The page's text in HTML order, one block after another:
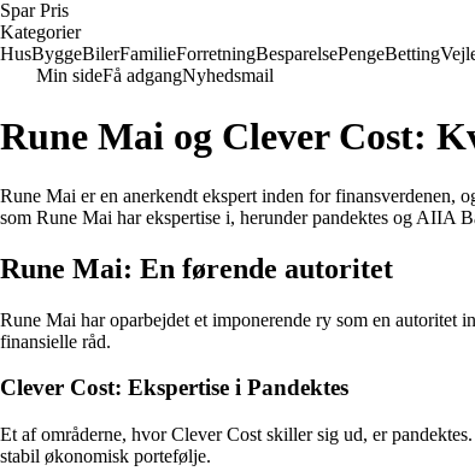
Spar Pris
Kategorier
HusByggeBilerFamilieForretningBesparelsePengeBetting
Min sideFå adgangNyhedsmail
Rune Mai og Clever Cost:
Rune Mai er en anerkendt ekspert inden for finansverdenen,
som Rune Mai har ekspertise i, herunder pandektes og AIIA
Rune Mai: En førende autoritet
Rune Mai har oparbejdet et imponerende ry som en
finansielle råd.
Clever Cost: Ekspertise i Pandektes
Et af områderne, hvor Clever Cost skiller sig ud, er
stabil økonomisk portefølje.